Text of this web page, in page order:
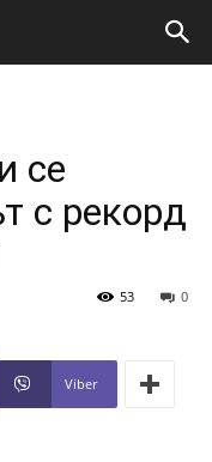
се
с рекорд
0
53
Viber